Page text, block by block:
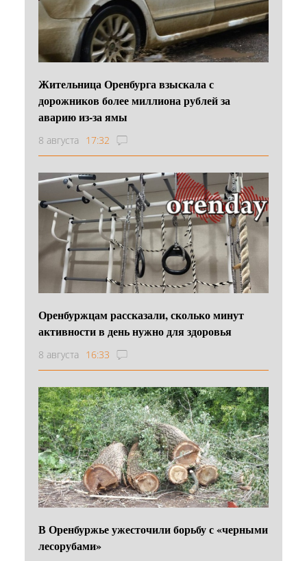
Жительница Оренбурга взыскала с
дорожников более миллиона рублей за
аварию из-за ямы
8 августа 17:32
Оренбуржцам рассказали, сколько минут
активности в день нужно для здоровья
8 августа 16:33
В Оренбуржье ужесточили борьбу с «черными
лесорубами»